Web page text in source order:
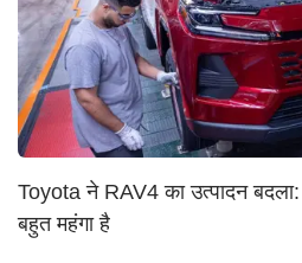
Toyota ने RAV4 का उत्पादन
बहुत महंगा है